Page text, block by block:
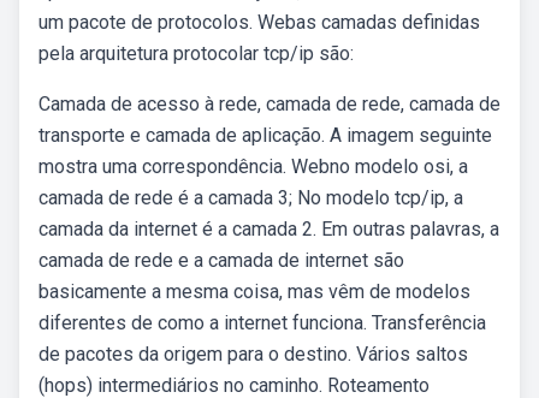
um pacote de protocolos. Webas camadas definidas
pela arquitetura protocolar tcp/ip são:
Camada de acesso à rede, camada de rede, camada de
transporte e camada de aplicação. A imagem seguinte
mostra uma correspondência. Webno modelo osi, a
camada de rede é a camada 3; No modelo tcp/ip, a
camada da internet é a camada 2. Em outras palavras, a
camada de rede e a camada de internet são
basicamente a mesma coisa, mas vêm de modelos
diferentes de como a internet funciona. Transferência
de pacotes da origem para o destino. Vários saltos
(hops) intermediários no caminho. Roteamento